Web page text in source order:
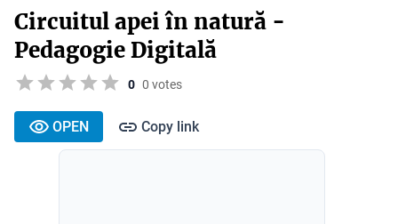
Circuitul apei în natură -
Pedagogie Digitală
0 0 votes
OPEN Copy link